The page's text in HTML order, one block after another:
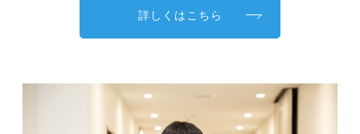
詳しくはこちら